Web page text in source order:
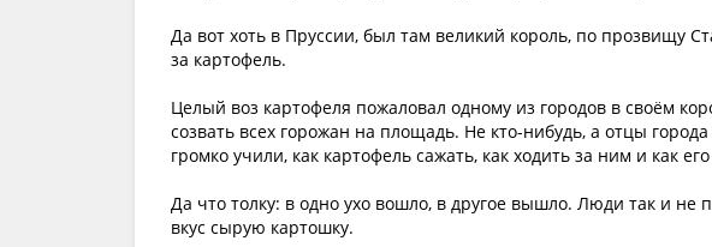
Да вот хоть в Пруссии, был там великий король, по прозвищу
за картофель.
Целый воз картофеля пожаловал одному из городов в своём
созвать всех горожан на площадь. Не кто-нибудь, а отцы
громко учили, как картофель сажать, как ходить за ним и как его
Да что толку: в одно ухо вошло, в другое вышло. Люди так и не
вкус сырую картошку.